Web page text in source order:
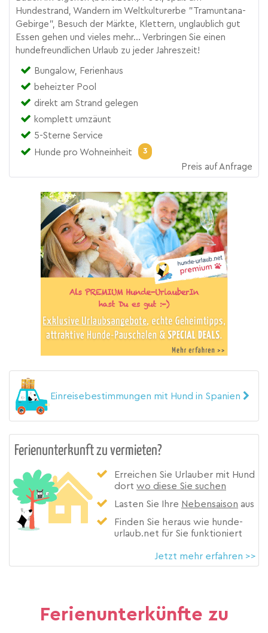
Hundestrand, Wandern im Weltkulturerbe "Tramuntana-
Gebirge", Besuch der Märkte, Klettern, unglaublich gut
Essen gehen und vieles mehr... Verbringen Sie einen
hundefreundlichen Urlaub zu jeder Jahreszeit!
Bungalow, Ferienhaus
beheizter Pool
direkt am Strand gelegen
komplett umzäunt
5-Sterne Service
Hunde pro Wohneinheit
3
Preis auf Anfrage
Einreisebestimmungen mit Hund in Spanien
Ferienunterkunft zu vermieten?
Erreichen Sie Urlauber mit Hund
dort wo diese Sie suchen
Lasten Sie Ihre Nebensaison aus
Finden Sie heraus wie hunde-
urlaub.net für Sie funktioniert
Jetzt mehr erfahren >>
Ferienunterkünfte zu